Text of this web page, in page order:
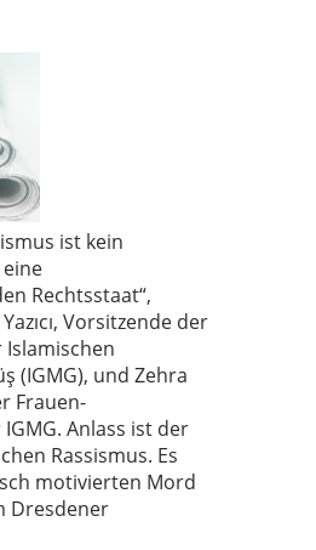
ist kein
Rechtsstaat“,
Vorsitzende der
(IGMG), und Zehra
Frauen-
Anlass ist der
Rassismus. Es
motivierten Mord
Dresdener